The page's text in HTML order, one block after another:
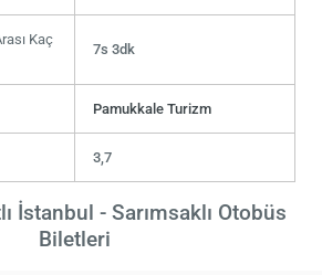
Kaç
7s 3dk
Pamukkale Turizm
3,7
İstanbul - Sarımsaklı Otobüs
Biletleri